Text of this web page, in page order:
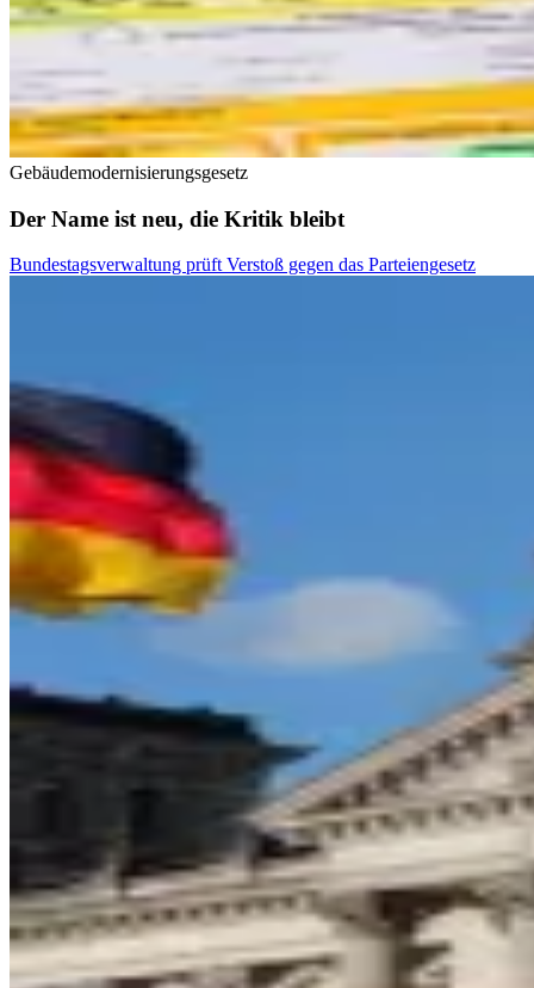
Gebäudemodernisierungsgesetz
Der Name ist neu, die Kritik bleibt
Bundestagsverwaltung prüft Verstoß gegen das Parteiengesetz